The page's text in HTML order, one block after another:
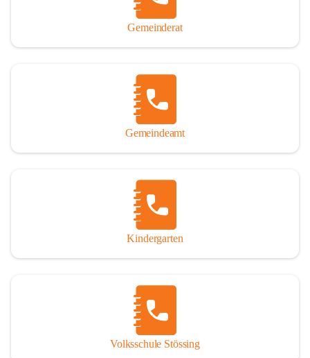
Gemeinderat
Gemeindeamt
Kindergarten
Volksschule Stössing